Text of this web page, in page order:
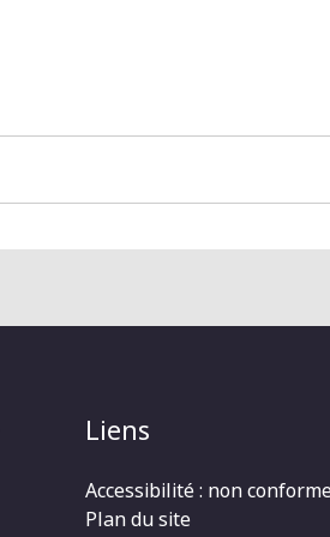
Liens
Accessibilité : non
Plan du site